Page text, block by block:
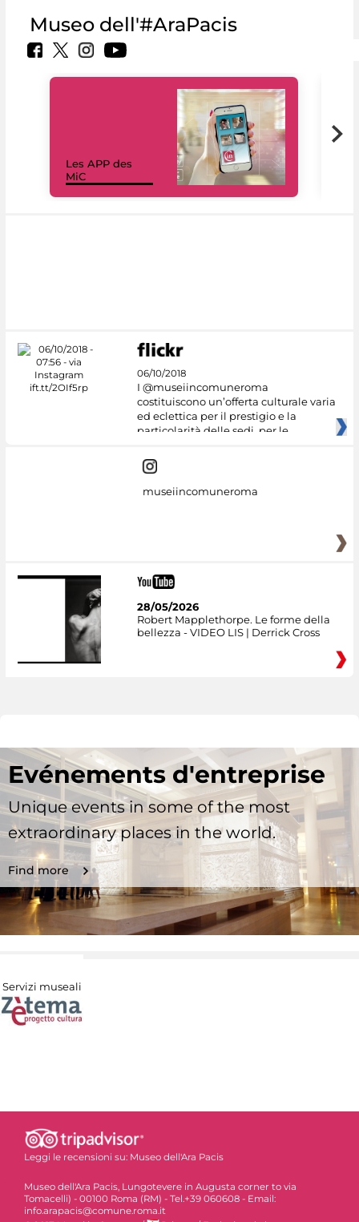
Museo dell'#AraPacis
Les APP des
MiC
06/10/2018
I @museiincomuneroma
costituiscono un’offerta culturale varia
ed eclettica per il prestigio e la
particolarità delle sedi, per le
museiincomuneroma
28/05/2026
Robert Mapplethorpe. Le forme della
bellezza - VIDEO LIS | Derrick Cross
Evénements d'entreprise
Unique events in some of the most
extraordinary places in the world.
Find more
Servizi museali
Leggi le recensioni su: Museo dell'Ara Pacis
Museo dell'Ara Pacis, Lungotevere in Augusta corner to via
Tomacelli) - 00100 Roma (RM) - Tel.+39 060608 - Email:
info.arapacis@comune.roma.it